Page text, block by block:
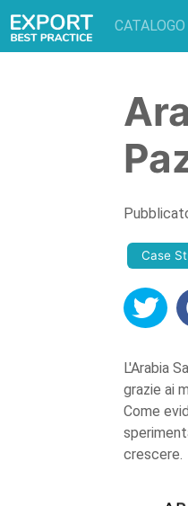
CATALOGO
Case
L'Arabia
grazie ai
Come
crescere.